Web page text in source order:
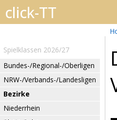
Spielklassen 2026/27
Bundes-/Regional-/Oberligen
NRW-/Verbands-/Landesligen
Bezirke
Niederrhein